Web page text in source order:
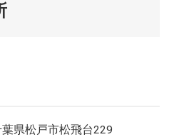
県松戸市松飛台229